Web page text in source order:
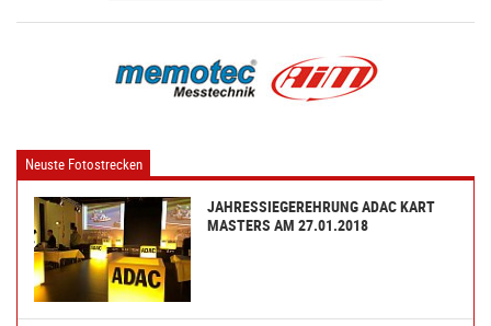
Neuste Fotostrecken
JAHRESSIEGEREHRUNG ADAC KART
MASTERS AM 27.01.2018